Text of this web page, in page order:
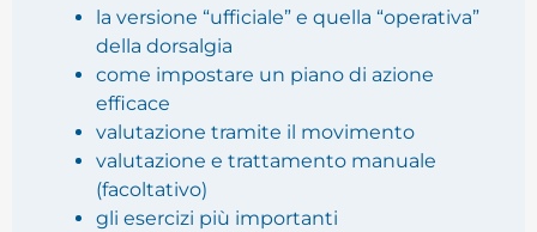
la versione “ufficiale” e quella “operativa”
della dorsalgia
come impostare un piano di azione
efficace
valutazione tramite il movimento
valutazione e trattamento manuale
(facoltativo)
gli esercizi più importanti